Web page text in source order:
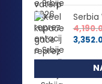
Serbia